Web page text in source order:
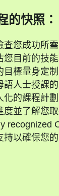
的快照：
查您成功所需
您目前的技
目標量身定
語人士授課
化的課程計劃
度並了解您
recognized
持以確保您